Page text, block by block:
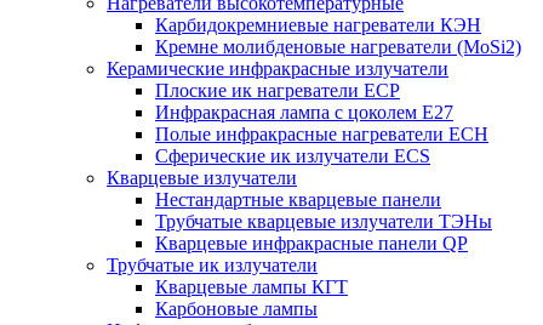
Карбидокремниевые нагреватели КЭН
Кремне молибденовые нагреватели (MoSi2)
Керамические инфракрасные излучатели
Плоские ик нагреватели ECP
Инфракрасная лампа с цоколем E27
Полые инфракрасные нагреватели ECH
Сферические ик излучатели ECS
Кварцевые излучатели
Нестандартные кварцевые панели
Трубчатые кварцевые излучатели ТЭНы
Кварцевые инфракрасные панели QP
Трубчатые ик излучатели
Кварцевые лампы КГТ
Карбоновые лампы